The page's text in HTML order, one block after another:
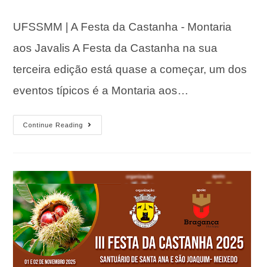
UFSSMM | A Festa da Castanha - Montaria
aos Javalis A Festa da Castanha na sua
terceira edição está quase a começar, um dos
eventos típicos é a Montaria aos…
Continue Reading